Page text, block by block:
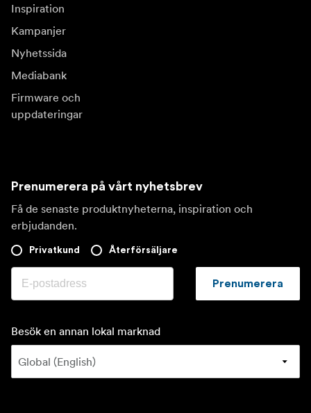
Inspiration
Kampanjer
Nyhetssida
Mediabank
Firmware och
uppdateringar
Prenumerera på vårt nyhetsbrev
Få de senaste produktnyheterna, inspiration och
erbjudanden.
Privatkund Återförsäljare
Prenumerera
Besök en annan lokal marknad